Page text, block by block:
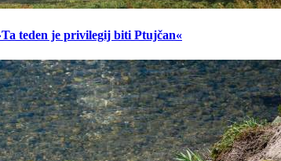
teden je privilegij biti Ptujčan«